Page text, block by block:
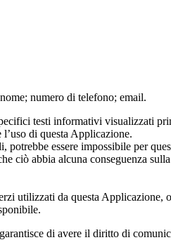
numero di telefono; email.
testi informativi visualizzati
di questa Applicazione.
essere impossibile per
ciò abbia alcuna conseguenza
utilizzati da questa Applicazione,
di avere il diritto di